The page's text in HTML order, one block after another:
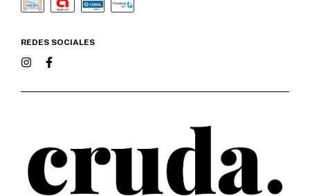
REDES SOCIALES